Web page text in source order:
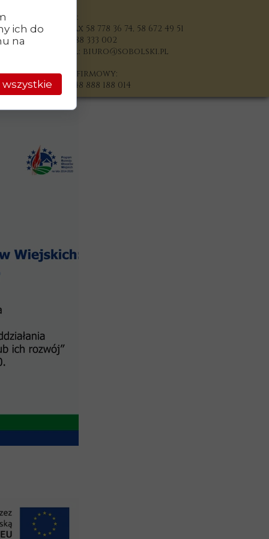
Biuro:
tel/fax 58 778 36 74, 58 672 49 51
tel. 888 333 002
e-mail: biuro@sobolski.pl
Sklep firmowy:
Tel. +48 888 188 014
ich do
na